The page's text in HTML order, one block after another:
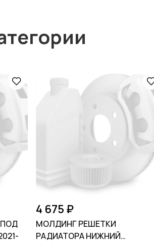
ПОД
4 675 ₽
МОЛДИНГ РЕШЕТКИ
РАДИАТОРА НИЖНИЙ